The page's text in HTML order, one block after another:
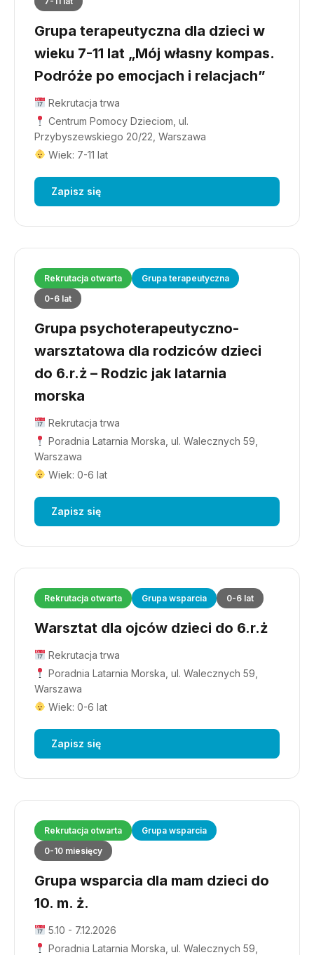
Grupa terapeutyczna dla dzieci w
wieku 7-11 lat „Mój własny kompas.
Podróże po emocjach i relacjach”
Rekrutacja trwa
Centrum Pomocy Dzieciom, ul.
Przybyszewskiego 20/22, Warszawa
Wiek: 7-11 lat
Zapisz się
Rekrutacja otwarta
Grupa terapeutyczna
0-6 lat
Grupa psychoterapeutyczno-
warsztatowa dla rodziców dzieci
do 6.r.ż – Rodzic jak latarnia
morska
Rekrutacja trwa
Poradnia Latarnia Morska, ul. Walecznych 59,
Warszawa
Wiek: 0-6 lat
Zapisz się
Rekrutacja otwarta Grupa wsparcia 0-6 lat
Warsztat dla ojców dzieci do 6.r.ż
Rekrutacja trwa
Poradnia Latarnia Morska, ul. Walecznych 59,
Warszawa
Wiek: 0-6 lat
Zapisz się
Rekrutacja otwarta
Grupa wsparcia
0-10 miesięcy
Grupa wsparcia dla mam dzieci do
10. m. ż.
5.10 - 7.12.2026
Poradnia Latarnia Morska, ul. Walecznych 59,